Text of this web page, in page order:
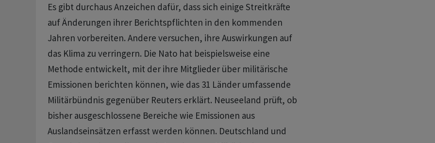
Es gibt durchaus Anzeichen dafür, dass sich einige Streitkräfte
auf Änderungen ihrer Berichtspflichten in den kommenden
Jahren vorbereiten. Andere versuchen, ihre Auswirkungen auf
das Klima zu verringern. Die Nato hat beispielsweise eine
Methode entwickelt, mit der ihre Mitglieder über militärische
Emissionen berichten können, wie das 31 Länder umfassende
Militärbündnis gegenüber Reuters erklärt. Neuseeland prüft, ob
bisher ausgeschlossene Bereiche wie Emissionen aus
Auslandseinsätzen erfasst werden können. Deutschland und